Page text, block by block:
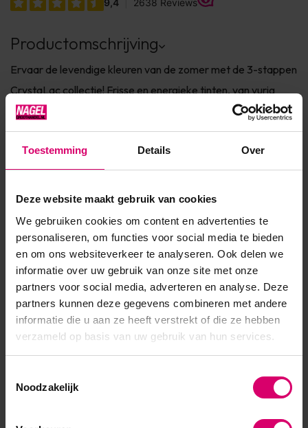
Toestemming Details Over
Deze website maakt gebruik van cookies
We gebruiken cookies om content en advertenties te
personaliseren, om functies voor social media te bieden
en om ons websiteverkeer te analyseren. Ook delen we
informatie over uw gebruik van onze site met onze
partners voor social media, adverteren en analyse. Deze
partners kunnen deze gegevens combineren met andere
informatie die u aan ze heeft verstrekt of die ze hebben
verzameld op basis van uw gebruik van hun services.
Noodzakelijk
Productomschrijving
Ervaar de levendige kleuren van de zomer met de 3-stappen
CrystaLac collectie! Frisse en energieke tinten, van vurig
koraal en speels roze tot dieppaars en verfrissend blauw –
de perfecte keuze voor elke stemming. 3S271 Marina/
Lagoon Blue – een frisse, heldere blauwe tint geïnspireerd op
de lichtheid van de zomerhemel en de verfrissende ...
Toon meer